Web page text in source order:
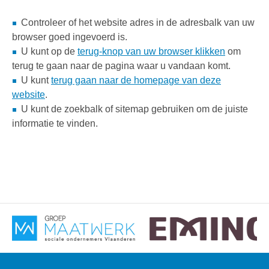
Controleer of het website adres in de adresbalk van uw
browser goed ingevoerd is.
U kunt op de terug-knop van uw browser klikken om
terug te gaan naar de pagina waar u vandaan komt.
U kuntterug gaan naar de homepage van deze
website.
U kunt de zoekbalk of sitemap gebruiken om de juiste
informatie te vinden.